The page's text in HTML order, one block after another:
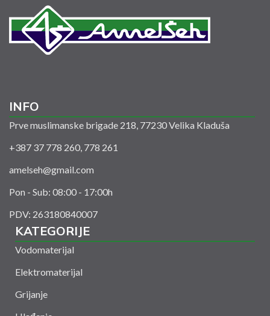
INFO
Prve muslimanske brigade 218, 77230 Velika Kladuša
+387 37 778 260, 778 261
amelseh@gmail.com
Pon - Sub: 08:00 - 17:00h
PDV: 263180840007
KATEGORIJE
Vodomaterijal
Elektromaterijal
Grijanje